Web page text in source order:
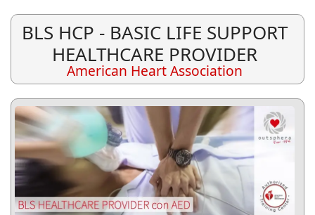
BLS HCP - BASIC LIFE SUPPORT
HEALTHCARE PROVIDER
American Heart Association